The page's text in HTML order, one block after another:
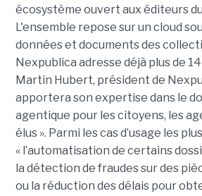
écosystème ouvert aux éditeurs
L'ensemble repose sur un cloud
données et documents des
Nexpublica adresse déjà plus de
Martin Hubert, président de
apportera son expertise dans le
agentique pour les citoyens, les
élus ». Parmi les cas d’usage les
« l’automatisation de certains
la détection de fraudes sur des
ou la réduction des délais pour